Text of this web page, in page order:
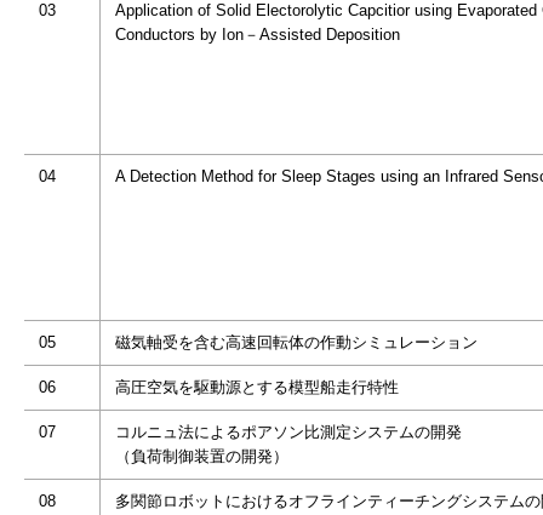
03
Application of Solid Electorolytic Capcitior using Evaporated
Conductors by Ion－Assisted Deposition
04 A Detection Method for Sleep Stages using an Infrared
05 磁気軸受を含む高速回転体の作動シミュレーション
06 高圧空気を駆動源とする模型船走行特性
07
コルニュ法によるポアソン比測定システムの開発
（負荷制御装置の開発）
08 多関節ロボットにおけるオフラインティーチングシステム